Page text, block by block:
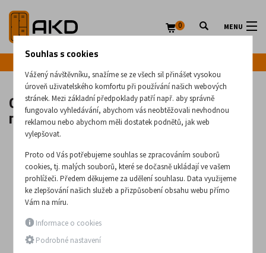
MENU
0
Oboustranné hliníkové schůdky s
madlem v různých velikostech
Souhlas s cookies
Vážený návštěvníku, snažíme se ze všech sil přinášet vysokou
úroveň uživatelského komfortu při používání našich webových
stránek. Mezi základní předpoklady patří např. aby správně
fungovalo vyhledávání, abychom vás neobtěžovali nevhodnou
reklamou nebo abychom měli dostatek podnětů, jak web
vylepšovat.
Proto od Vás potřebujeme souhlas se zpracováním souborů
cookies, tj. malých souborů, které se dočasně ukládají ve vašem
prohlížeči. Předem děkujeme za udělení souhlasu. Data využijeme
ke zlepšování našich služeb a přizpůsobení obsahu webu přímo
Vám na míru.
Informace o cookies
Podrobné nastavení